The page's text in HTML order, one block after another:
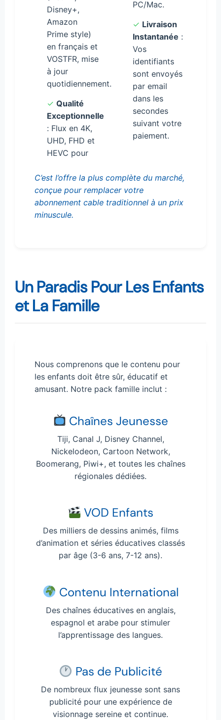
Disney+,
Amazon
Prime style)
en français et
VOSTFR, mise
à jour
quotidiennement.
✓ Qualité
Exceptionnelle
: Flux en 4K,
UHD, FHD et
HEVC pour
PC/Mac.
✓ Livraison
Instantanée :
Vos
identifiants
sont envoyés
par email
dans les
secondes
suivant votre
paiement.
C’est l’offre la plus complète du marché,
conçue pour remplacer votre
abonnement cable traditionnel à un prix
minuscule.
Un Paradis Pour Les Enfants
et La Famille
Nous comprenons que le contenu pour
les enfants doit être sûr, éducatif et
amusant. Notre pack famille inclut :
Chaînes Jeunesse
Tiji, Canal J, Disney Channel,
Nickelodeon, Cartoon Network,
Boomerang, Piwi+, et toutes les chaînes
régionales dédiées.
VOD Enfants
Des milliers de dessins animés, films
d’animation et séries éducatives classés
par âge (3-6 ans, 7-12 ans).
Contenu International
Des chaînes éducatives en anglais,
espagnol et arabe pour stimuler
l’apprentissage des langues.
Pas de Publicité
De nombreux flux jeunesse sont sans
publicité pour une expérience de
visionnage sereine et continue.